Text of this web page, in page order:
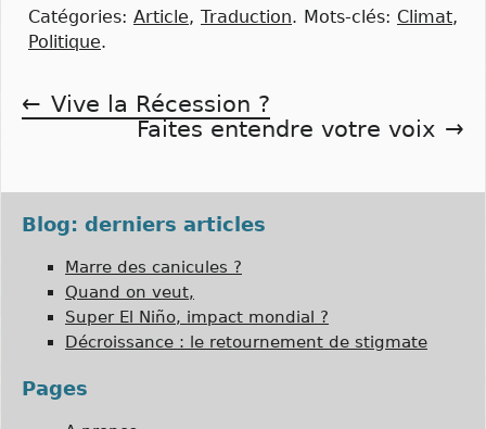
Catégories: Article, Traduction. Mots-clés: Climat,
Politique.
Navigation
l’article
Vive la Récession ?
Faites entendre votre voix
Blog: derniers articles
Marre des canicules ?
Quand on veut,
Super El Niño, impact mondial ?
Décroissance : le retournement de stigmate
Pages